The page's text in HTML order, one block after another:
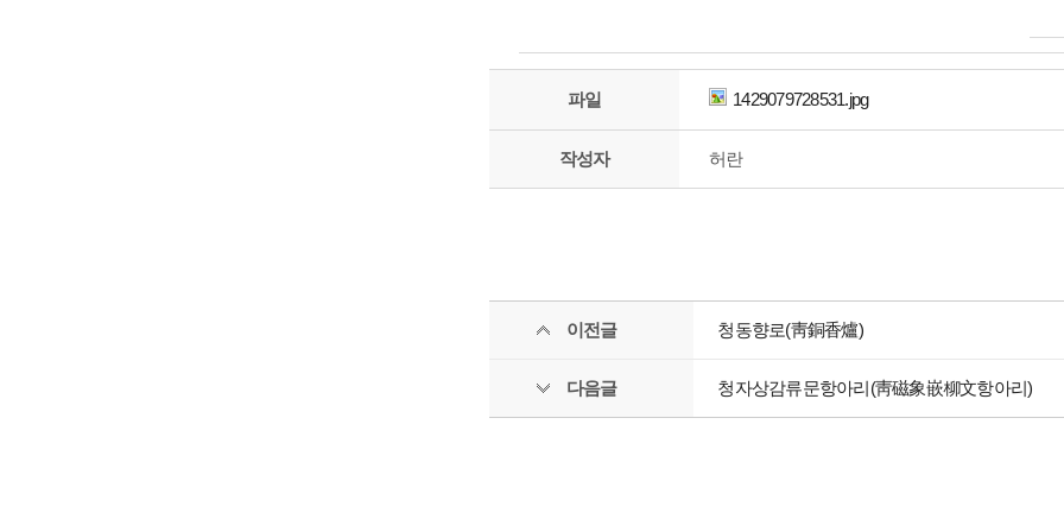
파일 1429079728531.jpg
작성자 허란
이전글 청동향로(靑銅香爐)
다음글 청자상감류문항아리(靑磁象嵌柳文항아리)